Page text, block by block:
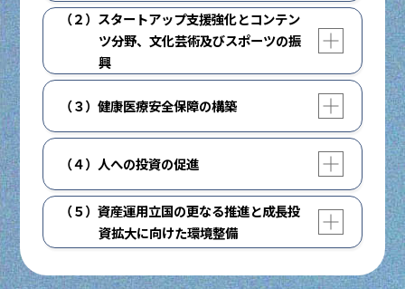
国際的研究の支援強化や若手研究者の研究時間
確保のための全面基金化に向けた取組推進等を
通じ、科学研究費助成事業を大幅に拡充しま
す。
産学官の国際競争力を強化するため、SPring-
8の高度化、「富岳」の次世代となるスーパー
コンピュータの開発・整備等を着実に推進し、
大型研究施設の戦略的な整備・高度化を加速し
ます。
中長期的に企業の研究開発投資の増加を促し、
（２）スタートアップ支援強化とコンテン
ツ分野、文化芸術及びスポーツの振
興
開く
閉じる
スタートアップの規模拡大に向け、資金供給・
調達やM&Aの活性化、海外起業家等とのネット
ワーク構築への支援の強化、初期需要創出の観
点から、政府・大企業によるスタートアップの
革新的な製品・サービスの調達促進の拡大を行
います。
日本発コンテンツの海外売上を2033年までに
20兆円とする目標の実現を目指し、複数年の支
援を含めた大規模・長期・戦略的な官民投資を
（３）健康医療安全保障の構築
医療・介護DXの技術革新の迅速な実装により、
全国で質の高い効率的な医療・介護サービスが
提供される体制の構築を推進するため、マイナ
保険証の利用促進や、全国医療情報プラットフ
ォームの構築を進めます。
（４）人への投資の促進
生成AIによる人間の業務の自動化・代替といっ
た環境変化や技術トレンドも踏まえ、非正規雇
用で働く者を含む幅広い労働者に対する効果的
（５）資産運用立国の更なる推進と成長投
資拡大に向けた環境整備
開く
閉じる
の更なる充実を図るほか、NISA制度の充実に